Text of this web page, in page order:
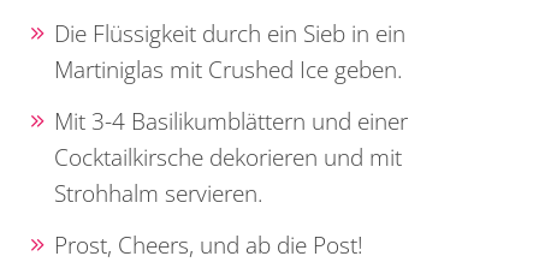
Die Flüssigkeit durch ein Sieb in ein
Martiniglas mit Crushed Ice geben.
Mit 3-4 Basilikumblättern und einer
Cocktailkirsche dekorieren und mit
Strohhalm servieren.
Prost, Cheers, und ab die Post!